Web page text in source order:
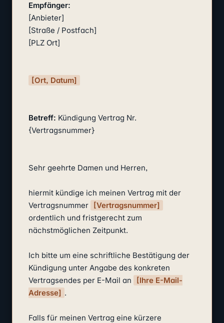
Empfänger:
[Anbieter]
[Straße / Postfach]
[PLZ Ort]
[Ort, Datum]
Betreff: Kündigung Vertrag Nr.
{Vertragsnummer}
Sehr geehrte Damen und Herren,
hiermit kündige ich meinen Vertrag mit der
Vertragsnummer [Vertragsnummer]
ordentlich und fristgerecht zum
nächstmöglichen Zeitpunkt.
Ich bitte um eine schriftliche Bestätigung der
Kündigung unter Angabe des konkreten
Vertragsendes per E-Mail an
[Ihre E-Mail-
Adresse] .
Falls für meinen Vertrag eine kürzere